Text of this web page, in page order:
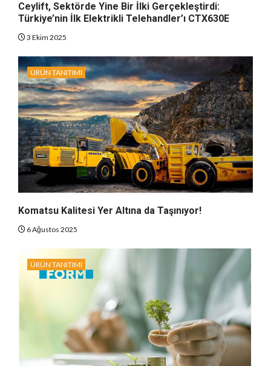
Ceylift, Sektörde Yine Bir İlki Gerçekleştirdi:
Türkiye’nin İlk Elektrikli Telehandler’ı CTX630E
3 Ekim 2025
ÜRÜN TANITIMI
Komatsu Kalitesi Yer Altına da Taşınıyor!
6 Ağustos 2025
ÜRÜN TANITIMI